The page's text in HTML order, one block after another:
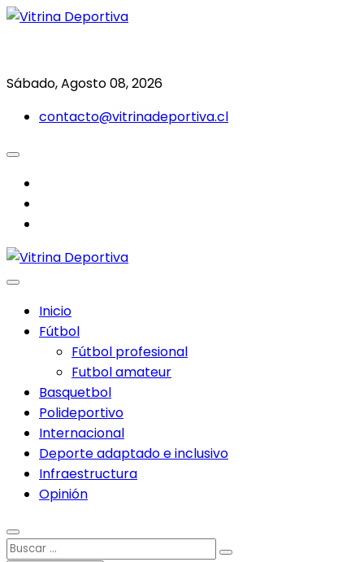
Saltar
Sábado, Agosto 08, 2026
contacto@vitrinadeportiva.cl
Inicio
Fútbol
Fútbol profesional
Futbol amateur
Basquetbol
Polideportivo
Internacional
Deporte adaptado e inclusivo
Infraestructura
Opinión
Buscar